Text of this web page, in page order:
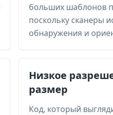
больших шаблонов
поскольку сканеры
обнаружения и
Низкое
размер
Код, который